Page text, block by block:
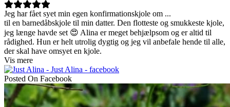
Jeg har fået syet min egen konfirmationskjole om ...
til en barnedåbskjole til min datter. Den flotteste og smukkeste kjole,
jeg længe havde set 😍 Alina er meget behjælpsom og er altid til
rådighed. Hun er helt utrolig dygtig og jeg vil anbefale hende til alle,
der skal have omsyet en kjole.
Vis mere
Posted On Facebook